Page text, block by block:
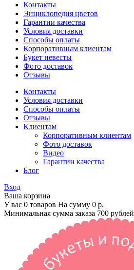
Контакты
Энциклопедия цветов
Гарантии качества
Условия доставки
Способы оплаты
Корпоративным клиентам
Букет невесты
Фото доставок
Отзывы
Контакты
Условия доставки
Способы оплаты
Отзывы
Клиентам
Корпоративным клиентам
Фото доставок
Видео
Гарантии качества
Блог
Вход
Ваша корзина
У вас 0 товаров На сумму 0 р.
Минимальная сумма заказа 700 рублей